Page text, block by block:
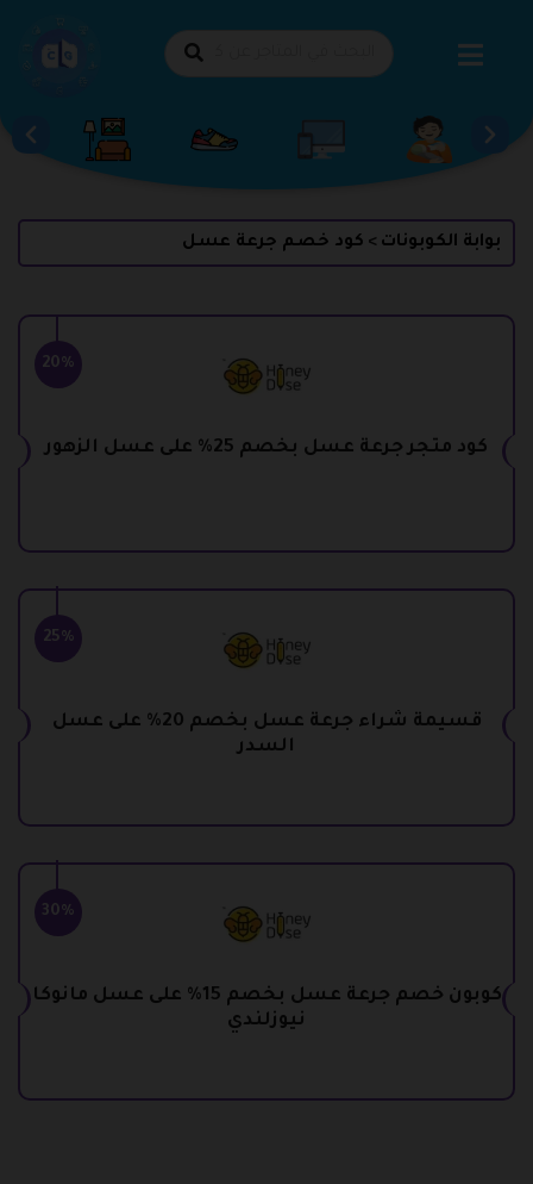
بوابة الكوبونات > كود خصم جرعة عسل
20%
كود متجر جرعة عسل بخصم 25% على عسل الزهور
25%
قسيمة شراء جرعة عسل بخصم 20% على عسل
السدر
30%
كوبون خصم جرعة عسل بخصم 15% على عسل مانوكا
نيوزلندي